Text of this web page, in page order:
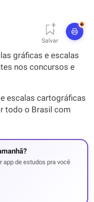
Salvar
+
gráficas e escalas
nos concursos e
escalas cartográficas
todo o Brasil com
app de estudos pra você